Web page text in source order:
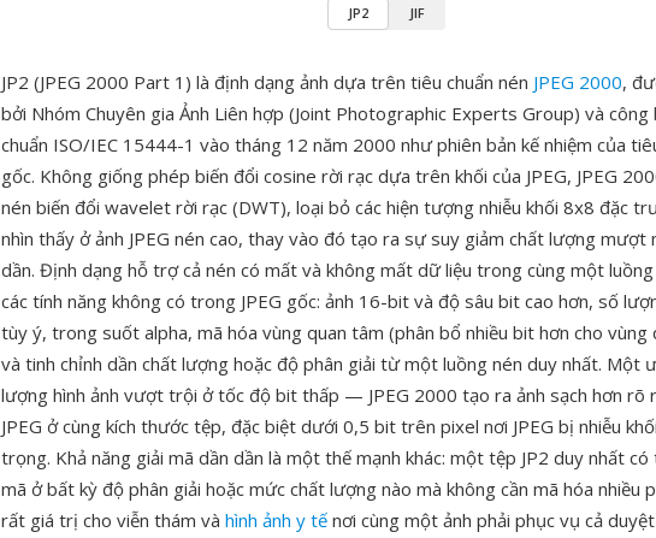
JP2 JIF
JP2 (JPEG 2000 Part 1) là định dạng ảnh dựa trên tiêu chuẩn nén JPEG 2000,
bởi Nhóm Chuyên gia Ảnh Liên hợp (Joint Photographic Experts Group) và
chuẩn ISO/IEC 15444-1 vào tháng 12 năm 2000 như phiên bản kế nhiệm của
gốc. Không giống phép biến đổi cosine rời rạc dựa trên khối của JPEG, JPEG
nén biến đổi wavelet rời rạc (DWT), loại bỏ các hiện tượng nhiễu khối 8x8 đặc
nhìn thấy ở ảnh JPEG nén cao, thay vào đó tạo ra sự suy giảm chất lượng mượt
dần. Định dạng hỗ trợ cả nén có mất và không mất dữ liệu trong cùng một
các tính năng không có trong JPEG gốc: ảnh 16-bit và độ sâu bit cao hơn, số
tùy ý, trong suốt alpha, mã hóa vùng quan tâm (phân bổ nhiều bit hơn cho vùng
và tinh chỉnh dần chất lượng hoặc độ phân giải từ một luồng nén duy nhất. Một
lượng hình ảnh vượt trội ở tốc độ bit thấp — JPEG 2000 tạo ra ảnh sạch hơn rõ
JPEG ở cùng kích thước tệp, đặc biệt dưới 0,5 bit trên pixel nơi JPEG bị nhiễu
trọng. Khả năng giải mã dần dần là một thế mạnh khác: một tệp JP2 duy nhất
mã ở bất kỳ độ phân giải hoặc mức chất lượng nào mà không cần mã hóa nhiều
rất giá trị cho viễn thám và hình ảnh y tế nơi cùng một ảnh phải phục vụ cả